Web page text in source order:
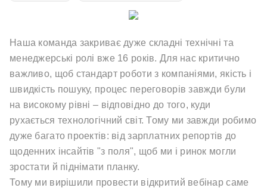
Наша команда закриває дуже складні технічні та
менеджерські ролі вже 16 років. Для нас критично
важливо, щоб стандарт роботи з компаніями, якість і
швидкість пошуку, процес переговорів завжди були
на високому рівні – відповідно до того, куди
рухається технологічний світ. Тому ми завжди робимо
дуже багато проектів: від зарплатних репортів до
щоденних інсайтів "з поля", щоб ми і ринок могли
зростати й піднімати планку.
Тому ми вирішили провести відкритий вебінар саме